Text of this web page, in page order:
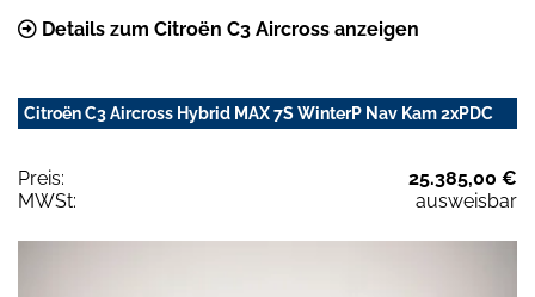
Details zum Citroën C3 Aircross anzeigen
Citroën C3 Aircross Hybrid MAX 7S WinterP Nav Kam 2xPDC
Preis:
25.385,00 €
MWSt:
ausweisbar